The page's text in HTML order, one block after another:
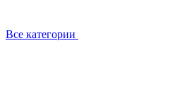
Все категории